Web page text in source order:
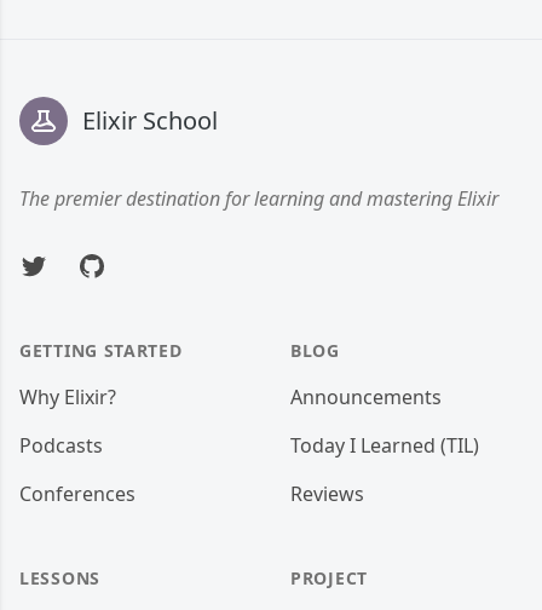
Elixir School
The premier destination for learning and mastering Elixir
TwitterGitHub
GETTING STARTED
Why Elixir?
Podcasts
Conferences
LESSONS
BLOG
Announcements
Today I Learned (TIL)
Reviews
PROJECT